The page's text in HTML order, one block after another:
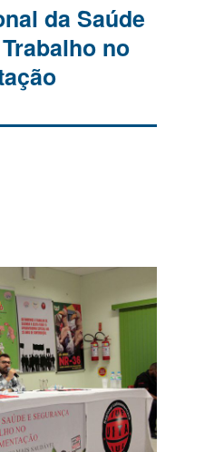
da Saúde
no